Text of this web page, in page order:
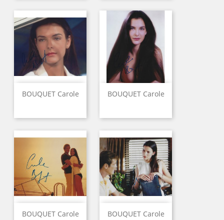
BOUQUET Carole BOUQUET Carole
BOUQUET Carole BOUQUET Carole